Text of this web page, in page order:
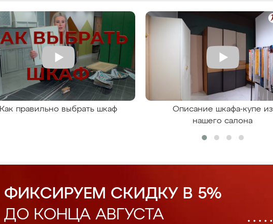
Как правильно выбрать шкаф
Описание шкафа-купе из
нашего салона
ФИКСИРУЕМ СКИДКУ В 5%
ДО КОНЦА АВГУСТА